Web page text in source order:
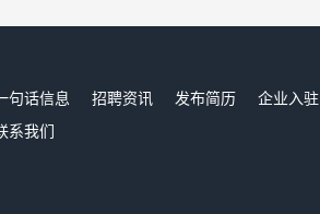
句话信息 招聘资讯 发布简历 企业入驻
系我们